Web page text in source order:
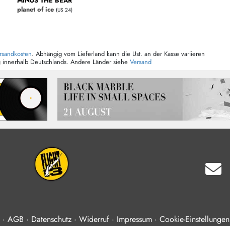
planet of ice (US 24)
. Abhängig vom Lieferland kann die Ust. an der Kasse variieren
Deutschlands. Andere Länder siehe Versand
· AGB · Datenschutz · Widerruf · Impressum · Cookie-Einstellungen